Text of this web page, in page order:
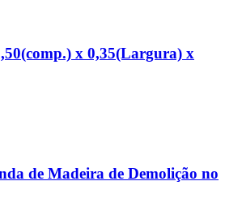
x 0,35(Largura) x
de Madeira de Demolição no